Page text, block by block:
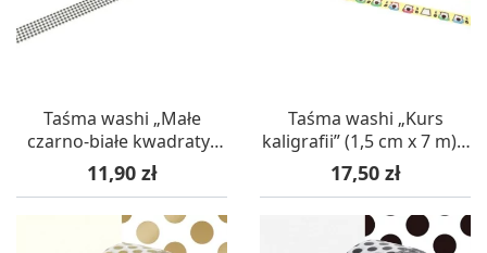
Taśma washi „Małe
czarno-białe kwadraty”
(1,5 cm x 7 m) – mt
masking tape
Cena
11,90 zł
Taśma washi „Kurs
kaligrafii” (1,5 cm x 7 m) –
mt masking tape
Cena
17,50 zł